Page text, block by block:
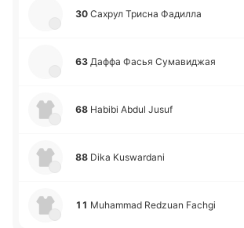
30 Сахрул Трисна Фа­ди­лла
63 Даффа Фасья Су­ма­ви­джая
68 Habibi Abdul Jusuf
88 Dika Kuswardani
11 Muhammad Redzuan Fachgi